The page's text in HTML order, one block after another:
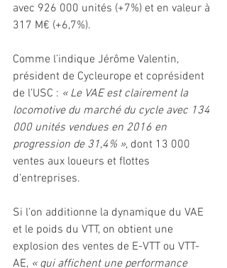
avec 926 000 unités (+7%) et en valeur à
317 M€ (+6,7%).
Comme l’indique Jérôme Valentin,
président de Cycleurope et coprésident
de l’USC : « Le VAE est clairement la
locomotive du marché du cycle avec 134
000 unités vendues en 2016 en
progression de 31,4% », dont 13 000
ventes aux loueurs et flottes
d’entreprises.
Si l’on additionne la dynamique du VAE
et le poids du VTT, on obtient une
explosion des ventes de E-VTT ou VTT-
AE, « qui affichent une performance